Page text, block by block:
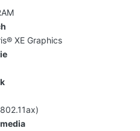
XE Graphics